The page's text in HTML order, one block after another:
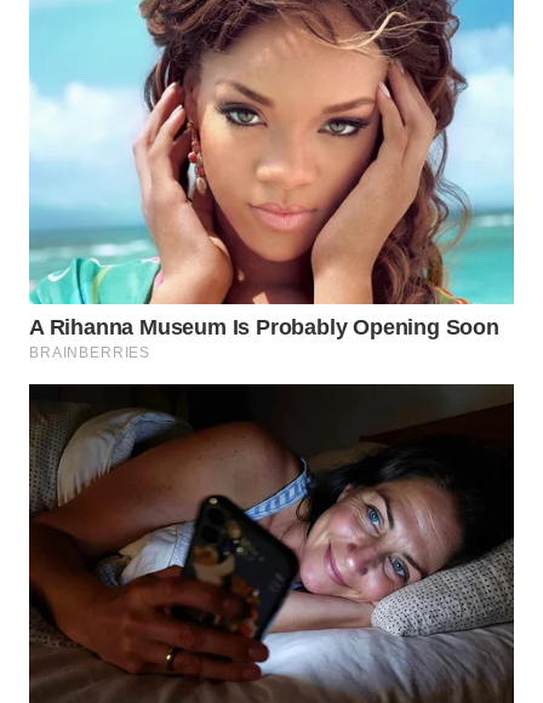
WAHANA
UMKM
WAHANA
WAHANA
PERSONA
WAHANA
WAHANA
HEALTH
WAHANA
DESA
WISATA
LAPAK
WAHANA